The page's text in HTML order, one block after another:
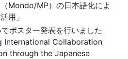
Mondo/MP）の日本語化によ
用」
ポスター発表を行いました
International Collaboration
through the Japanese